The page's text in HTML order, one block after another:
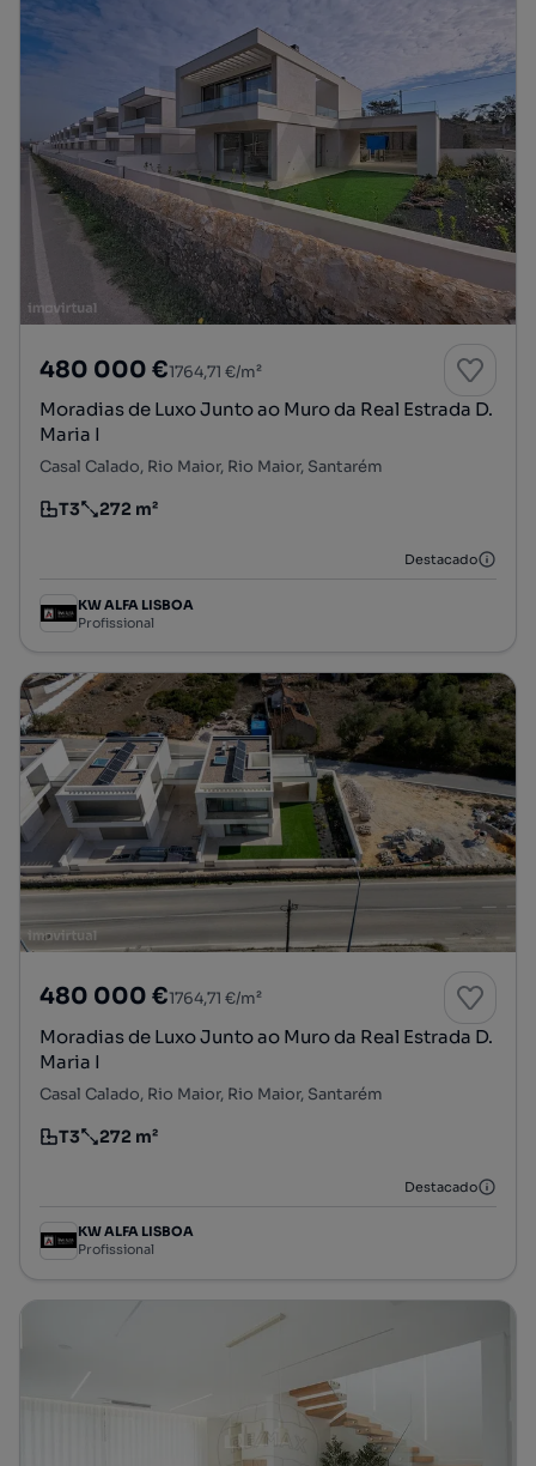
480 000 €1764,71 €/m²
Moradias de Luxo Junto ao Muro da Real Estrada D.
Maria I
Casal Calado, Rio Maior, Rio Maior, Santarém
Tipologia
T3
Preço por metro quadrado
272 m²
Destacado
KW ALFA LISBOA
Profissional
480 000 €1764,71 €/m²
Moradias de Luxo Junto ao Muro da Real Estrada D.
Maria I
Casal Calado, Rio Maior, Rio Maior, Santarém
Tipologia
T3
Preço por metro quadrado
272 m²
Destacado
KW ALFA LISBOA
Profissional